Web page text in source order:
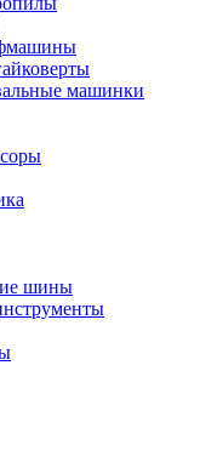
машинки
шины